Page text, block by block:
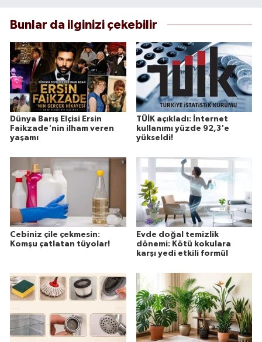
Bunlar da ilginizi çekebilir
Dünya Barış Elçisi Ersin
Faikzade'nin ilham veren
yaşamı
TÜİK açıkladı: İnternet
kullanımı yüzde 92,3'e
yükseldi!
Cebiniz çile çekmesin:
Komşu çatlatan tüyolar!
Evde doğal temizlik
dönemi: Kötü kokulara
karşı yedi etkili formül